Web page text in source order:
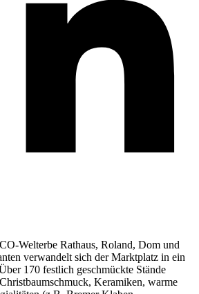
Welterbe Rathaus, Roland, Dom und
verwandelt sich der Marktplatz in ein
170 festlich geschmückte Stände
Keramiken, warme